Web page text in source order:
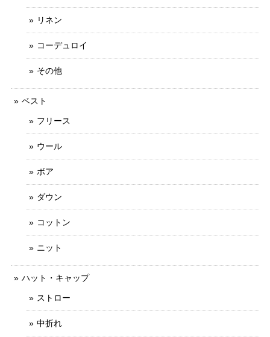
リネン
コーデュロイ
その他
ベスト
フリース
ウール
ボア
ダウン
コットン
ニット
ハット・キャップ
ストロー
中折れ